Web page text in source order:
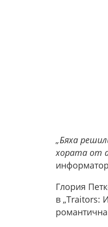
„Бяха
хората от
Глория
в „Traitors: